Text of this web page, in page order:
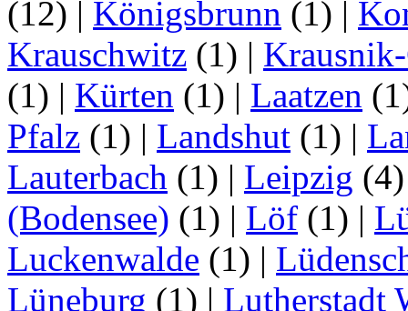
(12) | Königsbrunn (1) |
Krauschwitz (1) |
(1) | Kürten (1) | Laatzen
Pfalz (1) | Landshut (1) |
Lauterbach (1) | Leipzig
(Bodensee) (1) | Löf (1) |
Luckenwalde (1) |
Lüneburg (1) | Lutherstadt